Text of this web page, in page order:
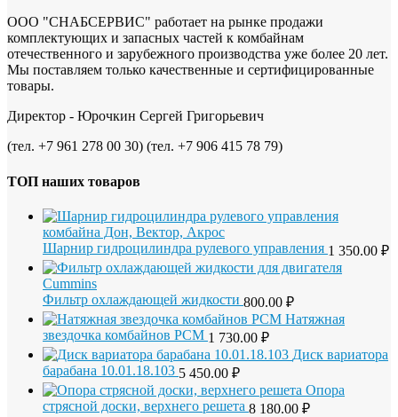
ООО "СНАБСЕРВИС" работает на рынке продажи
комплектующих и запасных частей к комбайнам
отечественного и зарубежного производства уже более 20 лет.
Мы поставляем только качественные и сертифицированные
товары.
Директор - Юрочкин Сергей Григорьевич
(тел. +7 961 278 00 30) (тел. +7 906 415 78 79)
ТОП наших товаров
Шарнир гидроцилиндра рулевого управления 1 350.00 ₽
Фильтр охлаждающей жидкости 800.00 ₽
Натяжная
звездочка комбайнов РСМ 1 730.00 ₽
Диск вариатора
барабана 10.01.18.103 5 450.00 ₽
Опора
стрясной доски, верхнего решета 8 180.00 ₽